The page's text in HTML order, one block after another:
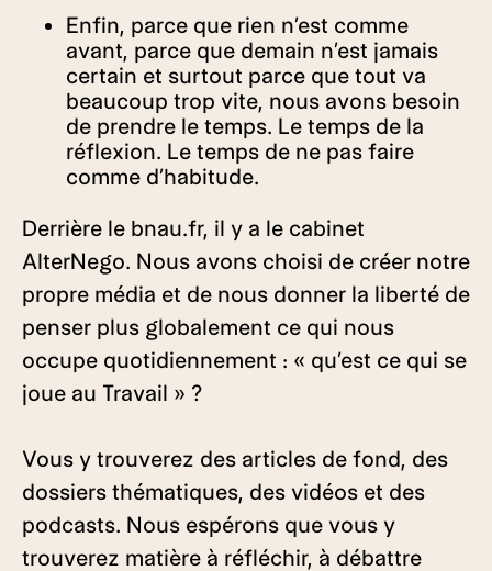
Enfin, parce que rien n’est comme
avant, parce que demain n’est jamais
certain et surtout parce que tout va
beaucoup trop vite, nous avons besoin
de prendre le temps. Le temps de la
réflexion. Le temps de ne pas faire
comme d’habitude.
Derrière le bnau.fr, il y a le cabinet
AlterNego. Nous avons choisi de créer notre
propre média et de nous donner la liberté de
penser plus globalement ce qui nous
occupe quotidiennement : « qu’est ce qui se
joue au Travail » ?
Vous y trouverez des articles de fond, des
dossiers thématiques, des vidéos et des
podcasts. Nous espérons que vous y
trouverez matière à réfléchir, à débattre